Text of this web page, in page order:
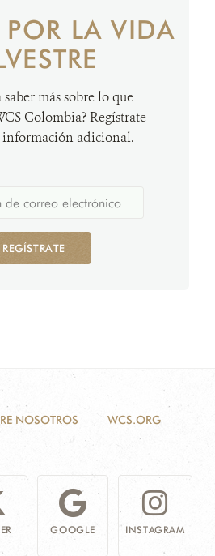
LA VIDA
saber más sobre lo que
Colombia? Regístrate
información adicional.
REGÍSTRATE
NOSOTROS WCS.ORG
GOOGLE INSTAGRAM